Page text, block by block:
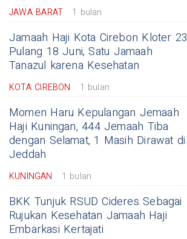
JAWA BARAT 1 bulan
Jamaah Haji Kota Cirebon Kloter 23
Pulang 18 Juni, Satu Jamaah
Tanazul karena Kesehatan
KOTA CIREBON 1 bulan
Momen Haru Kepulangan Jemaah
Haji Kuningan, 444 Jemaah Tiba
dengan Selamat, 1 Masih Dirawat di
Jeddah
KUNINGAN 1 bulan
BKK Tunjuk RSUD Cideres Sebagai
Rujukan Kesehatan Jamaah Haji
Embarkasi Kertajati